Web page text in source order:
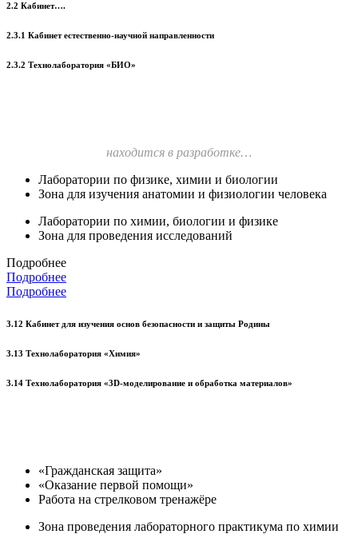
2.2 Кабинет….
2.3.1 Кабинет естественно-научной направленности
2.3.2 Технолаборатория «БИО»
находится в разработке…
Лаборатории по физике, химии и биологии
Зона для изучения анатомии и физиологии человека
Лаборатории по химии, биологии и физике
Зона для проведения исследований
Подробнее
Подробнее
Подробнее
3.12 Кабинет для изучения основ безопасности и защиты Родины
3.13 Технолаборатория «Химия»
3.14 Технолаборатория «3D-моделирование и обработка материалов»
«Гражданская защита»
«Оказание первой помощи»
Работа на стрелковом тренажёре
Зона проведения лабораторного практикума по химии